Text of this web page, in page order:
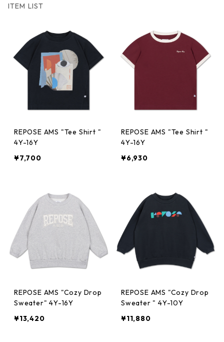
ITEM LIST
REPOSE AMS "Tee Shirt "
4Y-16Y
¥7,700
REPOSE AMS "Tee Shirt "
4Y-16Y
¥6,930
REPOSE AMS "Cozy Drop
Sweater" 4Y-16Y
¥13,420
REPOSE AMS "Cozy Drop
Sweater " 4Y-10Y
¥11,880